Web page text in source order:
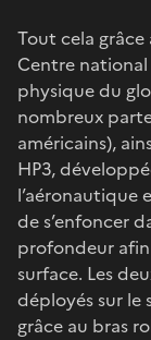
Tout cela grâce
Centre
physique du
nombreux
américains),
HP3,
l’aéronautique
de s’enfoncer
profondeur afin
surface. Les
déployés sur le
grâce au bras